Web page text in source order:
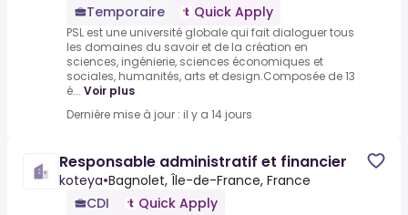
Temporaire
Quick Apply
PSL est une université globale qui fait dialoguer tous
les domaines du savoir et de la création en
sciences, ingénierie, sciences économiques et
sociales, humanités, arts et design.Composée de 13
é... Voir plus
Dernière mise à jour : il y a 14 jours
Responsable administratif et financier
koteya•Bagnolet, Île-de-France, France
CDI
Quick Apply